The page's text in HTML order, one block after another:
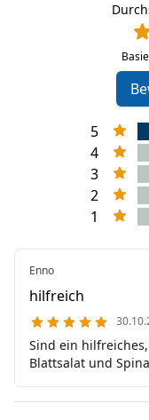
5
4
3
2
1
Enno
hilfreich
Sind ein
Blattsalat und